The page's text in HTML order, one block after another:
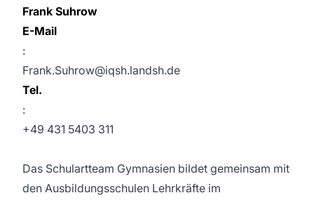
Frank Suhrow
E-Mail
:
Frank.Suhrow@iqsh.landsh.de
Tel.
:
+49 431 5403 311
Das Schulartteam Gymnasien bildet gemeinsam mit
den Ausbildungsschulen Lehrkräfte im